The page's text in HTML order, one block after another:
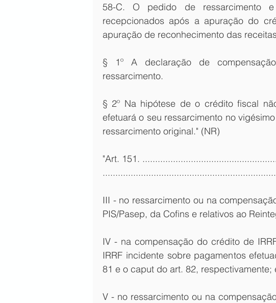
58-C. O pedido de ressarcimento
recepcionados após a apuração do
apuração de reconhecimento das
§ 1º A declaração de
ressarcimento.
§ 2º Na hipótese de o crédito fiscal
efetuará o seu ressarcimento no
ressarcimento original." (NR)
"Art. 151.
III - no ressarcimento ou na
PIS/Pasep, da Cofins e relativos ao
IV - na compensação do crédito de
IRRF incidente sobre pagamentos
81 e o caput do art. 82, respectivamente;
V - no ressarcimento ou na